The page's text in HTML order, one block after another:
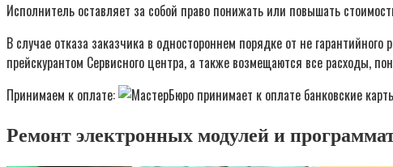
Исполнитель оставляет за собой право понижать или повышать
В случае отказа заказчика в одностороннем порядке от не
прейскурантом Сервисного центра, а также возмещаются все расходы,
Принимаем к оплате:
Ремонт электронных модулей и